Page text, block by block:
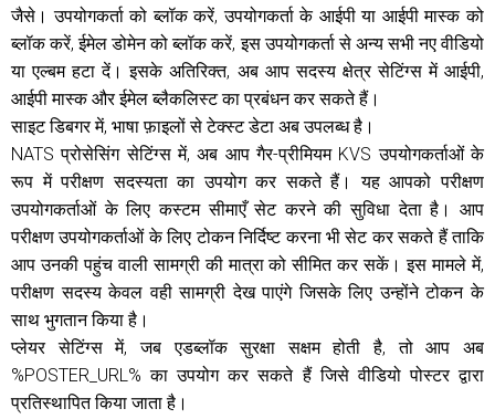
जैसे। उपयोगकर्ता को ब्लॉक करें, उपयोगकर्ता के आईपी या आईपी मास्क को
ब्लॉक करें, ईमेल डोमेन को ब्लॉक करें, इस उपयोगकर्ता से अन्य सभी नए वीडियो
या एल्बम हटा दें। इसके अतिरिक्त, अब आप सदस्य क्षेत्र सेटिंग्स में आईपी,
आईपी मास्क और ईमेल ब्लैकलिस्ट का प्रबंधन कर सकते हैं।
साइट डिबगर में, भाषा फ़ाइलों से टेक्स्ट डेटा अब उपलब्ध है।
NATS प्रोसेसिंग सेटिंग्स में, अब आप गैर-प्रीमियम KVS उपयोगकर्ताओं के
रूप में परीक्षण सदस्यता का उपयोग कर सकते हैं। यह आपको परीक्षण
उपयोगकर्ताओं के लिए कस्टम सीमाएँ सेट करने की सुविधा देता है। आप
परीक्षण उपयोगकर्ताओं के लिए टोकन निर्दिष्ट करना भी सेट कर सकते हैं ताकि
आप उनकी पहुंच वाली सामग्री की मात्रा को सीमित कर सकें। इस मामले में,
परीक्षण सदस्य केवल वही सामग्री देख पाएंगे जिसके लिए उन्होंने टोकन के
साथ भुगतान किया है।
प्लेयर सेटिंग्स में, जब एडब्लॉक सुरक्षा सक्षम होती है, तो आप अब
%POSTER_URL% का उपयोग कर सकते हैं जिसे वीडियो पोस्टर द्वारा
प्रतिस्थापित किया जाता है।